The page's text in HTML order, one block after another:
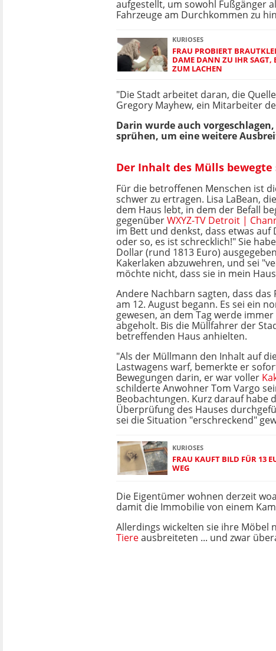
aufgestellt, um sowohl Fußgänger
Fahrzeuge am Durchkommen zu
KURIOSES
FRAU PROBIERT
DAME DANN ZU IHR SAGT,
ZUM LACHEN
"Die Stadt arbeitet daran, die
Gregory Mayhew, ein Mitarbeiter
Darin wurde auch
sprühen, um eine weitere
Der Inhalt des Mülls bewegte
Für die betroffenen Menschen ist
schwer zu ertragen. Lisa LaBean,
dem Haus lebt, in dem der Befall
gegenüberWXYZ-TV Detroit |
im Bett und denkst, dass etwas auf
oder so, es ist schrecklich!" Sie
Dollar (rund 1813 Euro)
Kakerlaken abzuwehren, und sei
möchte nicht, dass sie in mein
Andere Nachbarn sagten, dass das
am 12. August begann. Es sei ein
gewesen, an dem Tag werde
abgeholt. Bis die Müllfahrer der
betreffenden Haus anhielten.
"Als der Müllmann den Inhalt auf
Lastwagens warf, bemerkte er
Bewegungen darin, er war voller
schilderte Anwohner Tom Vargo
Beobachtungen. Kurz darauf habe
Überprüfung des Hauses
sei die Situation "erschreckend"
KURIOSES
FRAU KAUFT BILD FÜR 13
WEG
Die Eigentümer wohnen derzeit
damit die Immobilie von einem
Allerdings wickelten sie ihre Möbel
Tiereausbreiteten ... und zwar